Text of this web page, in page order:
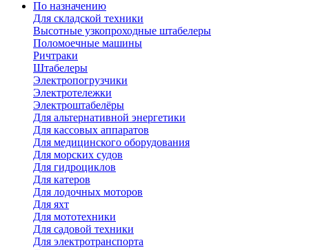
По назначению
Для складской техники
Высотные узкопроходные штабелеры
Поломоечные машины
Ричтраки
Штабелеры
Электропогрузчики
Электротележки
Электроштабелёры
Для альтернативной энергетики
Для кассовых аппаратов
Для медицинского оборудования
Для морских судов
Для гидроциклов
Для катеров
Для лодочных моторов
Для яхт
Для мототехники
Для садовой техники
Для электротранспорта